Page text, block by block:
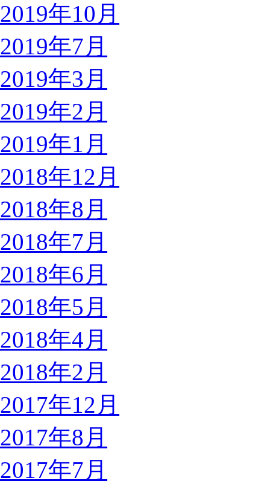
2019年10月
2019年7月
2019年3月
2019年2月
2019年1月
2018年12月
2018年8月
2018年7月
2018年6月
2018年5月
2018年4月
2018年2月
2017年12月
2017年8月
2017年7月